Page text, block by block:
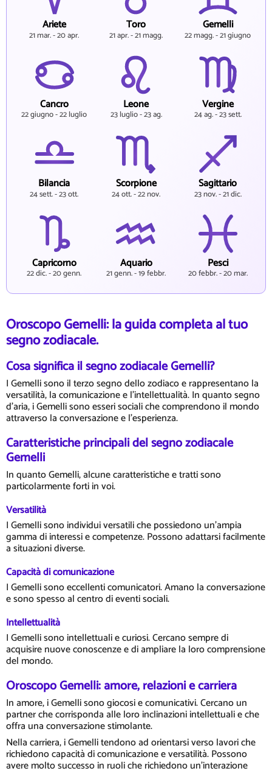
Ariete
21 mar. - 20 apr.
Toro
21 apr. - 21 magg.
Gemelli
22 magg. - 21 giugno
Cancro
22 giugno - 22 luglio
Leone
23 luglio - 23 ag.
Vergine
24 ag. - 23 sett.
Bilancia
24 sett. - 23 ott.
Scorpione
24 ott. - 22 nov.
Sagittario
23 nov. - 21 dic.
Capricorno
22 dic. - 20 genn.
Aquario
21 genn. - 19 febbr.
Pesci
20 febbr. - 20 mar.
Oroscopo Gemelli: la guida completa al tuo
segno zodiacale.
Cosa significa il segno zodiacale Gemelli?
I Gemelli sono il terzo segno dello zodiaco e rappresentano la
versatilità, la comunicazione e l'intellettualità. In quanto segno
d'aria, i Gemelli sono esseri sociali che comprendono il mondo
attraverso la conversazione e l'esperienza.
Caratteristiche principali del segno zodiacale
Gemelli
In quanto Gemelli, alcune caratteristiche e tratti sono
particolarmente forti in voi.
Versatilità
I Gemelli sono individui versatili che possiedono un'ampia
gamma di interessi e competenze. Possono adattarsi facilmente
a situazioni diverse.
Capacità di comunicazione
I Gemelli sono eccellenti comunicatori. Amano la conversazione
e sono spesso al centro di eventi sociali.
Intellettualità
I Gemelli sono intellettuali e curiosi. Cercano sempre di
acquisire nuove conoscenze e di ampliare la loro comprensione
del mondo.
Oroscopo Gemelli: amore, relazioni e carriera
In amore, i Gemelli sono giocosi e comunicativi. Cercano un
partner che corrisponda alle loro inclinazioni intellettuali e che
offra una conversazione stimolante.
Nella carriera, i Gemelli tendono ad orientarsi verso lavori che
richiedono capacità di comunicazione e versatilità. Possono
avere molto successo in ruoli che richiedono un'interazione